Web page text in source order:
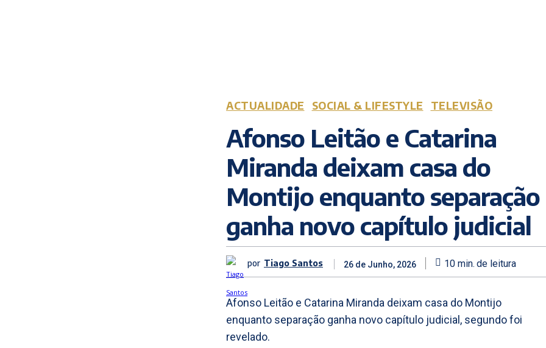
ACTUALIDADE SOCIAL & LIFESTYLE TELEVISÃO
Afonso Leitão e Catarina
Miranda deixam casa do
Montijo enquanto separação
ganha novo capítulo judicial
por Tiago Santos 26 de Junho, 2026 10 min. de leitura
Afonso Leitão e Catarina Miranda deixam casa do Montijo
enquanto separação ganha novo capítulo judicial, segundo foi
revelado.